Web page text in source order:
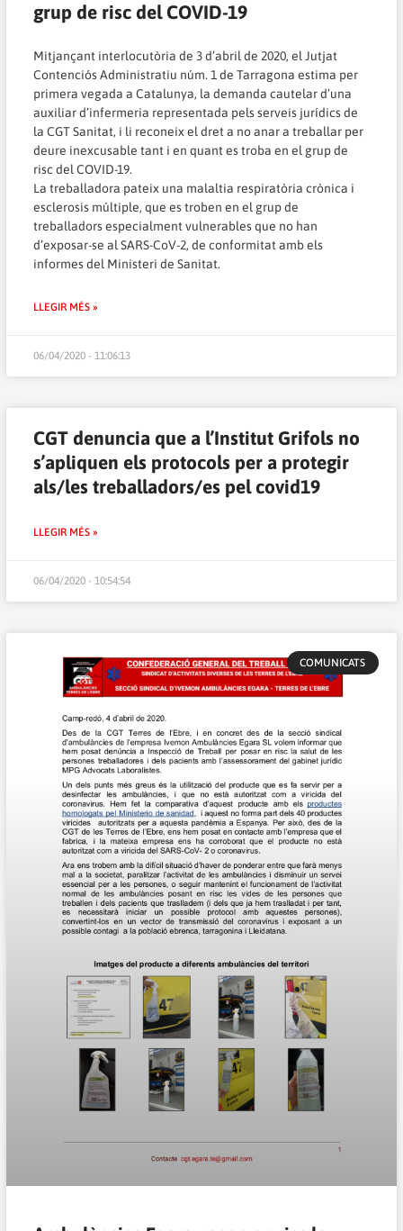
grup de risc del COVID-19
Mitjançant interlocutòria de 3 d’abril de 2020, el Jutjat
Contenciós Administratiu núm. 1 de Tarragona estima per
primera vegada a Catalunya, la demanda cautelar d’una
auxiliar d’infermeria representada pels serveis jurídics de
la CGT Sanitat, i li reconeix el dret a no anar a treballar per
deure inexcusable tant i en quant es troba en el grup de
risc del COVID-19.
La treballadora pateix una malaltia respiratòria crònica i
esclerosis múltiple, que es troben en el grup de
treballadors especialment vulnerables que no han
d’exposar-se al SARS-CoV-2, de conformitat amb els
informes del Ministeri de Sanitat.
LLEGIR MÉS »
06/04/2020 - 11:06:13
CGT denuncia que a l’Institut Grifols no
s’apliquen els protocols per a protegir
als/les treballadors/es pel covid19
LLEGIR MÉS »
06/04/2020 - 10:54:54
COMUNICATS